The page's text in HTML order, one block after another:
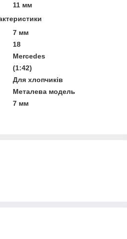
11 мм
7 мм
18
Mercedes
(1:42)
Для хлопчиків
Металева модель
7 мм